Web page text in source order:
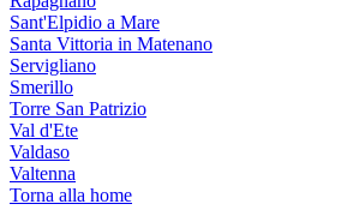
Sant'Elpidio a Mare
Santa Vittoria in Matenano
Servigliano
Smerillo
Torre San Patrizio
Val d'Ete
Valdaso
Valtenna
Torna alla home